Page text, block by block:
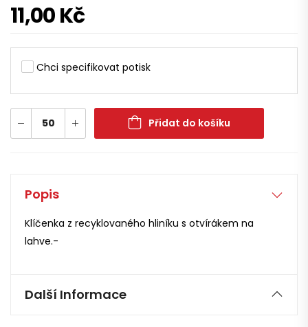
11,00Kč
Chci specifikovat potisk
Přidat do košíku
Popis
Klíčenka z recyklovaného hliníku s otvírákem na
lahve.-
Další Informace